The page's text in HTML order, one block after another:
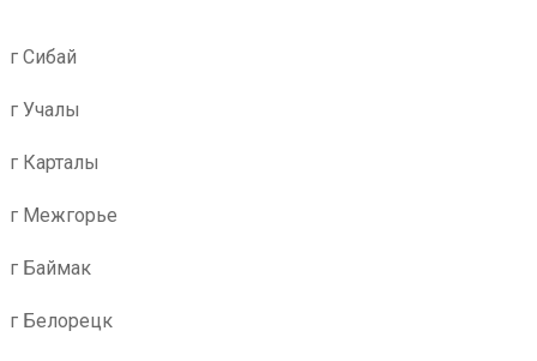
г Сибай
г Учалы
г Карталы
г Межгорье
г Баймак
г Белорецк